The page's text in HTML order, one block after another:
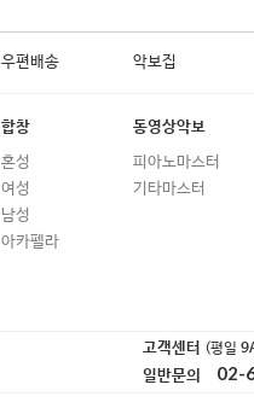
우편배송 악보집
합창
혼성
여성
남성
아카펠라
동영상악보
피아노마스터
기타마스터
고객센터 (평일
일반문의 02-